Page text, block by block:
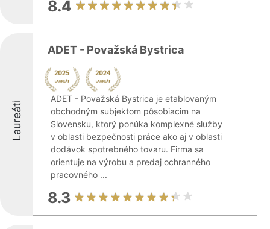
8.4
Laureáti
ADET - Považská Bystrica
ADET - Považská Bystrica je etablovaným
obchodným subjektom pôsobiacim na
Slovensku, ktorý ponúka komplexné služby
v oblasti bezpečnosti práce ako aj v oblasti
dodávok spotrebného tovaru. Firma sa
orientuje na výrobu a predaj ochranného
pracovného ...
8.3